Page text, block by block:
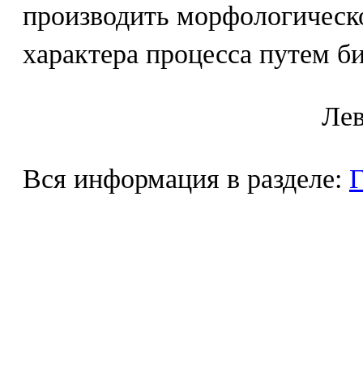
производить
характера процесса путем
Вся информация в разделе: